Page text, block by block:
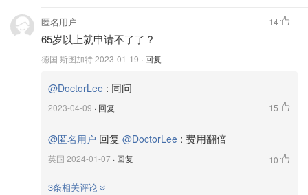
匿名用户
65岁以上就申请不了了？
德国 斯图加特2023-01-19 · 回复
14
@DoctorLee : 同问
2023-04-09 · 回复 15
@匿名用户 回复 @DoctorLee : 费用翻倍
英国 2024-01-07 · 回复 10
3条相关评论